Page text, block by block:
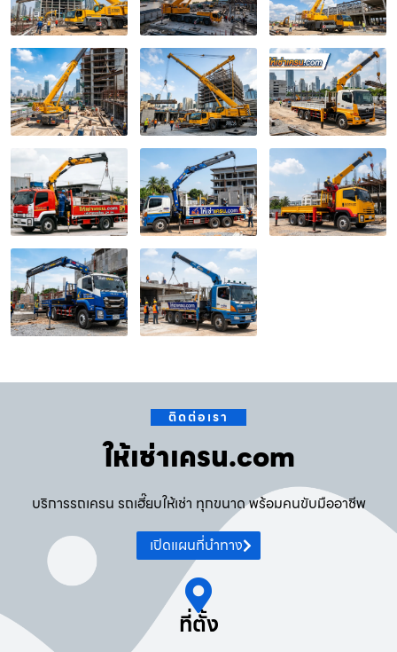
ติดต่อเรา
ให้เช่าเครน.com
บริการรถเครน รถเฮี๊ยบให้เช่า ทุกขนาด พร้อมคนขับมืออาชีพ
เปิดแผนที่นำทาง
ที่ตั้ง